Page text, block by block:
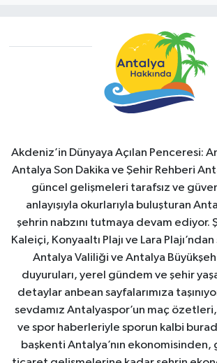
Akdeniz’in Dünyaya Açılan Penceresi:
Antalya Son Dakika ve Şehir Rehberi
güncel gelişmeleri tarafsız ve
anlayışıyla okurlarıyla buluşturan
şehrin nabzını tutmaya devam ediyor.
Kaleiçi, Konyaaltı Plajı ve Lara
Antalya Valiliği ve Antalya
duyuruları, yerel gündem ve şehir
detaylar anbean sayfalarımıza
sevdamız Antalyaspor’un maç
ve spor haberleriyle sporun kalbi
başkenti Antalya’nın ekonomisinden,